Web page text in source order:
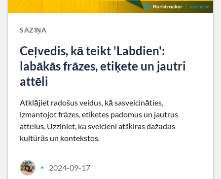
SAZIŅA
Ceļvedis, kā teikt 'Labdien':
labākās frāzes, etiķete un jautri
attēli
Atklājiet radošus veidus, kā sasveicināties,
izmantojot frāzes, etiķetes padomus un jautrus
attēlus. Uzziniet, kā sveicieni atšķiras dažādās
kultūrās un kontekstos.
• 2024-09-17